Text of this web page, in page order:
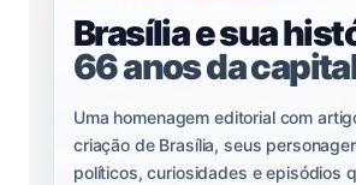
Brasília e sua
66 anos da
Uma homenagem editorial com
criação de Brasília, seus
políticos, curiosidades e episódios